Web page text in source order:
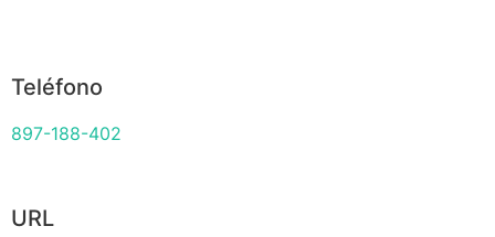
Teléfono
897-188-402
URL